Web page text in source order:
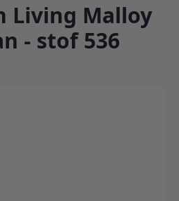
Living Malloy
- stof 536